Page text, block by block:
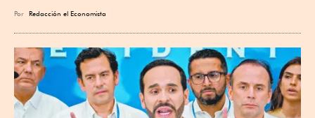
Por Redacción el Economista